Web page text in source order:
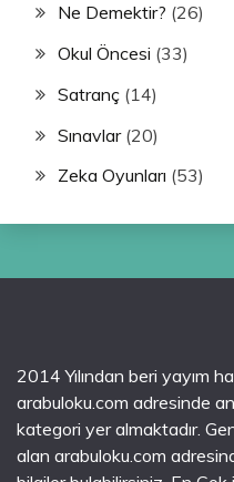
Ne Demektir? (26)
Okul Öncesi (33)
Satranç (14)
Sınavlar(20)
Zeka Oyunları (53)
2014 Yılından beri yayım
arabuloku.com adresinde
kategori yer almaktadır.
alan arabuloku.com